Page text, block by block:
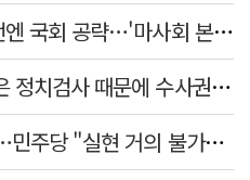
김병삼 경북 영천시장, 이번엔 국회 공략…'마사회 본사 이전·광역교통망 확충' 요청
홍준표 "윤석열·한동훈 같은 정치검사 때문에 수사권마저 탈취 당해"
황희가 띄운 '버스 하우스'…민주당 "실현 거의 불가능, 해프닝으로 봐달라"